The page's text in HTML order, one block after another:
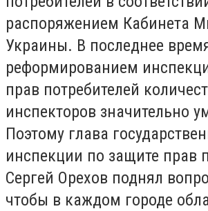
распоряжением Кабинета
Украины. В последнее
реформированием
прав потребителей
инспекторов значительно
Поэтому глава
инспекции по защите прав
Сергей Орехов поднял
чтобы в каждом городе